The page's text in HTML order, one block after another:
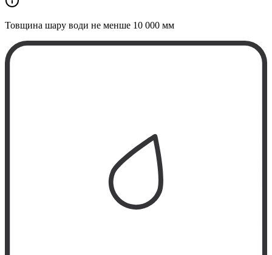
Товщина шару води не менше 10 000 мм